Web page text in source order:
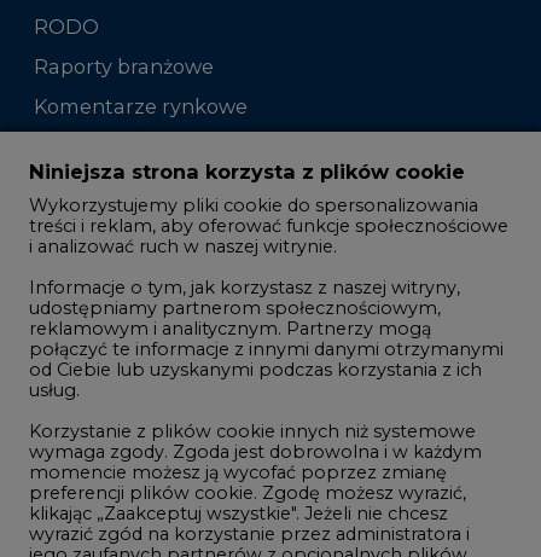
RODO
Raporty branżowe
Komentarze rynkowe
Zmiany kadrowe na rynku
Studio CIRE
Rozmowy o energetyce
Gospodarka
Geopolityka
LTE450
Innowacje i AI
Telekomunikacja i IT
Handel emisjami CO2
Niniejsza strona korzysta z plików cookie
Wykorzystujemy pliki cookie do spersonalizowania
treści i reklam, aby oferować funkcje społecznościowe
i analizować ruch w naszej witrynie.
Informacje o tym, jak korzystasz z naszej witryny,
udostępniamy partnerom społecznościowym,
reklamowym i analitycznym. Partnerzy mogą
połączyć te informacje z innymi danymi otrzymanymi
od Ciebie lub uzyskanymi podczas korzystania z ich
usług.
Korzystanie z plików cookie innych niż systemowe
wymaga zgody. Zgoda jest dobrowolna i w każdym
momencie możesz ją wycofać poprzez zmianę
preferencji plików cookie. Zgodę możesz wyrazić,
klikając „Zaakceptuj wszystkie". Jeżeli nie chcesz
wyrazić zgód na korzystanie przez administratora i